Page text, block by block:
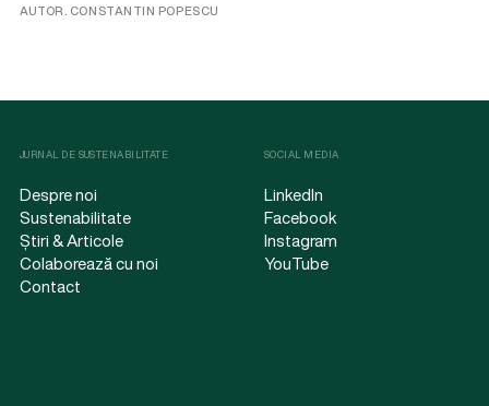
AUTOR. CONSTANTIN POPESCU
JURNAL DE SUSTENABILITATE
Despre noi
Sustenabilitate
Știri & Articole
Colaborează cu noi
Contact
SOCIAL MEDIA
LinkedIn
Facebook
Instagram
YouTube